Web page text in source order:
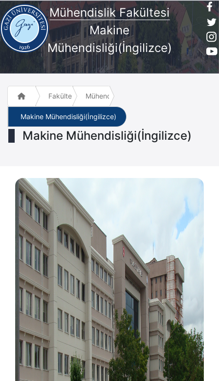
Mühendislik Fakültesi
Makine
Mühendisliği(İngilizce)
Fakülte ve Meslek Yüksek Okulları
Mühendislik Fakültesi
Makine Mühendisliği(İngilizce)
Makine Mühendisliği(İngilizce)